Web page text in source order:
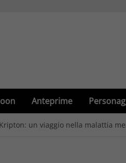
Anteprime
un viaggio nella malattia